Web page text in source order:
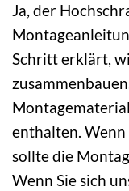
Ja, der
Schritt erklärt,
enthalten. Wenn
sollte die
Wenn Sie sich